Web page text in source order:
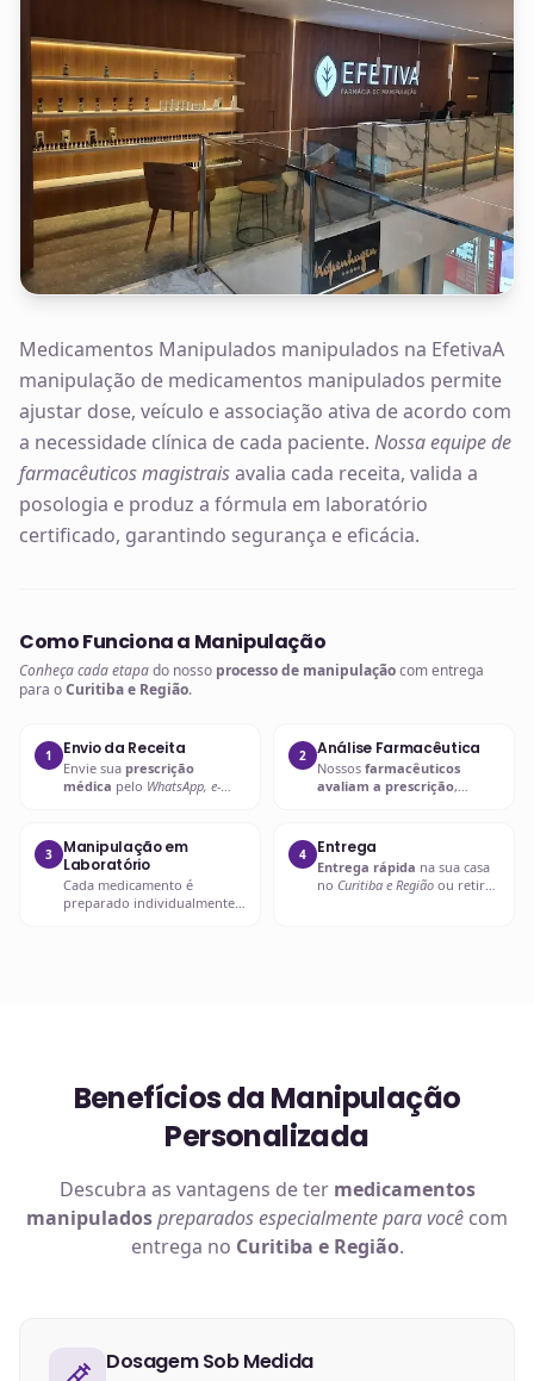
Medicamentos Manipulados manipulados na EfetivaA
manipulação de medicamentos manipulados permite
ajustar dose, veículo e associação ativa de acordo com
a necessidade clínica de cada paciente. Nossa equipe de
farmacêuticos magistraisavalia cada receita, valida a
posologia e produz a fórmula em laboratório
certificado, garantindo segurança e eficácia.
Como Funciona a Manipulação
Conheça cada etapado nosso processo de manipulaçãocom entrega
para oCuritiba e Região.
1 Envio da Receita
Envie sua prescrição
médica pelo WhatsApp, e-
médicos, dentistas e outros
profissionais habilitados.
2 Análise Farmacêutica
Nossos farmacêuticos
avaliam a prescrição,
medicamentosas
necessário, entram em
contato com o prescritor.
3
Manipulação em
Laboratório
Cada medicamento é
preparado individualmente
4 Entrega
Entrega rápida na sua casa
no Curitiba e Região ou retire
Benefícios da Manipulação
Personalizada
Descubra as vantagens de ter medicamentos
manipuladospreparados especialmente para você com
entrega no Curitiba e Região.
Dosagem Sob Medida